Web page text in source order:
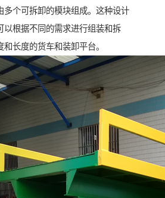
多个可拆卸的模块组成。这种设计
以根据不同的需求进行组装和拆
长度的货车和装卸平台。